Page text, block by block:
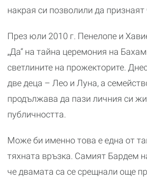
накрая си позволили да признаят
През юли 2010 г. Пенелопе и
„Да“ на тайна церемония на
светлините на прожекторите.
две деца – Лео и Луна, а
продължава да пази личния си
публичността.
Може би именно това е една от
тяхната връзка. Самият Бардем
че двамата са се срещнали още